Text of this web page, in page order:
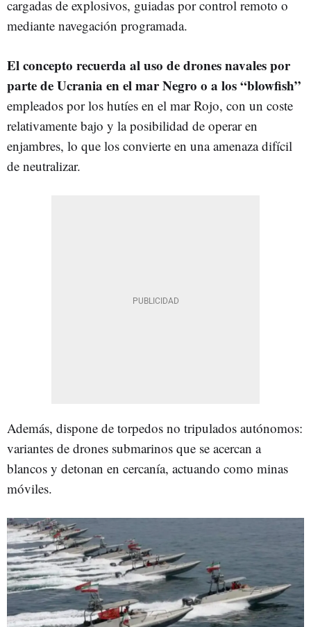
cargadas de explosivos, guiadas por control remoto o
mediante navegación programada.
El concepto recuerda al uso de drones navales por
parte de Ucrania en el mar Negro o a los “blowfish”
empleados por los hutíes en el mar Rojo, con un coste
relativamente bajo y la posibilidad de operar en
enjambres, lo que los convierte en una amenaza difícil
de neutralizar.
Además, dispone de torpedos no tripulados autónomos:
variantes de drones submarinos que se acercan a
blancos y detonan en cercanía, actuando como minas
móviles.